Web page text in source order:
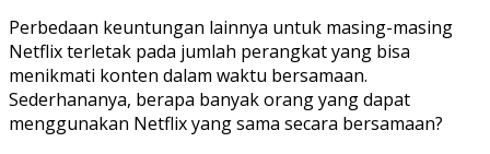
Perbedaan keuntungan lainnya untuk masing-masing
Netflix terletak pada jumlah perangkat yang bisa
menikmati konten dalam waktu bersamaan.
Sederhananya, berapa banyak orang yang dapat
menggunakan Netflix yang sama secara bersamaan?